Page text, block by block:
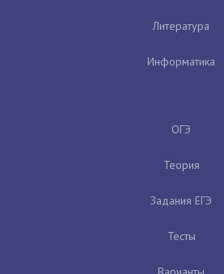
Литература
Информатика
ОГЭ
Теория
Задания ЕГЭ
Тесты